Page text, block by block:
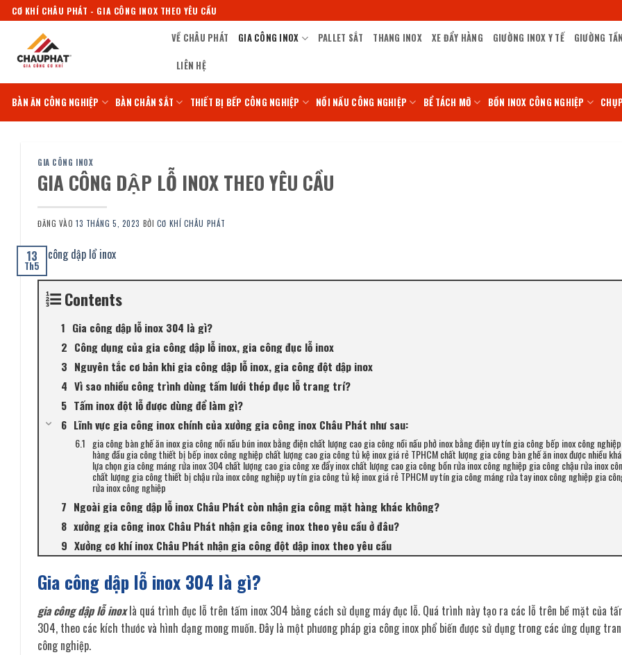
qua
dung
CƠ KHÍ CHÂU PHÁT - GIA CÔNG INOX THEO YÊU CẦU
VỀ CHÂU PHÁT GIA CÔNG INOX PALLET SẮT THANG INOX XE ĐẨY HÀNG GIƯỜNG INOX Y TẾ GIƯỜNG
LIÊN HỆ
BÀN ĂN CÔNG NGHIỆP BÀN CHÂN SẮT THIẾT BỊ BẾP CÔNG NGHIỆP NỒI NẤU CÔNG NGHIỆP BỂ TÁCH MỠ BỒN INOX CÔNG NGHIỆP
GIA CÔNG INOX
GIA CÔNG DẬP LỖ INOX THEO YÊU CẦU
ĐĂNG VÀO13 THÁNG 5, 2023 BỞI CƠ KHÍ CHÂU PHÁT
13
Th5
Contents
Gia công dập lỗ inox 304 là gì?
Công dụng của gia công dập lỗ inox, gia công đục lỗ inox
Nguyên tắc cơ bản khi gia công dập lỗ inox, gia công đột dập inox
Vì sao nhiều công trình dùng tấm lưới thép đục lỗ trang trí?
Tấm inox đột lỗ được dùng để làm gì?
Lĩnh vực gia công inox chính của xưởng gia công inox Châu Phát như sau:
gia công bàn ghế ăn inox gia công nồi nấu bún inox bằng điện chất lượng cao gia công nồi nấu phở inox bằng điện uy tín gia công bếp inox công
hàng đầu gia công thiết bị bếp inox công nghiệp chất lượng cao gia công tủ kệ inox giá rẻ TPHCM chất lượng gia công bàn ghế ăn inox được nhiều
lựa chọn gia công máng rửa inox 304 chất lượng cao gia công xe đẩy inox chất lượng cao gia công bồn rửa inox công nghiệp gia công chậu rửa inox
chất lượng gia công thiết bị chậu rửa inox công nghiệp uy tín gia công tủ kệ inox giá rẻ TPHCM uy tín gia công máng rửa tay inox công nghiệp gia
rửa inox công nghiệp
Ngoài gia công dập lỗ inox Châu Phát còn nhận gia công mặt hàng khác không?
xưởng gia công inox Châu Phát nhận gia công inox theo yêu cầu ở đâu?
Xưởng cơ khí inox Châu Phát nhận gia công đột dập inox theo yêu cầu
Gia công dập lỗ inox 304 là gì?
gia công dập lỗ inoxlà quá trình đục lỗ trên tấm inox 304 bằng cách sử dụng máy đục lỗ. Quá trình này tạo ra các lỗ trên bề mặt của
304, theo các kích thước và hình dạng mong muốn. Đây là một phương pháp gia công inox phổ biến được sử dụng trong các ứng dụng
công nghiệp.